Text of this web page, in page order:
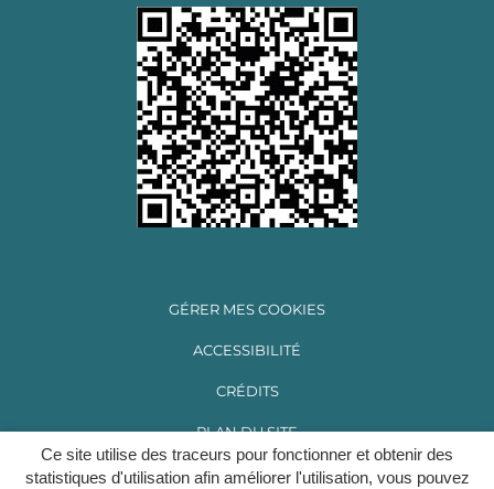
Ce site utilise des traceurs pour fonctionner et obtenir des
statistiques d'utilisation afin améliorer l'utilisation, vous pouvez
GÉRER MES COOKIES
ACCESSIBILITÉ
CRÉDITS
PLAN DU SITE
MENTIONS LÉGALES